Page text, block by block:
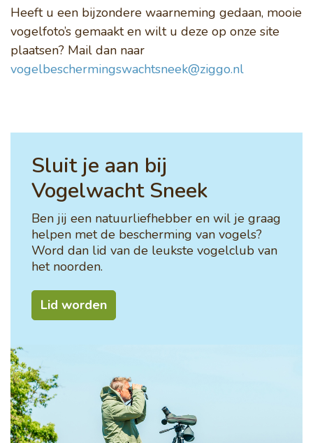
Heeft u een bijzondere waarneming gedaan, mooie
vogelfoto’s gemaakt en wilt u deze op onze site
plaatsen? Mail dan naar
vogelbeschermingswachtsneek@ziggo.nl
Sluit je aan bij
Vogelwacht Sneek
Ben jij een natuurliefhebber en wil je graag
helpen met de bescherming van vogels?
Word dan lid van de leukste vogelclub van
het noorden.
Lid worden